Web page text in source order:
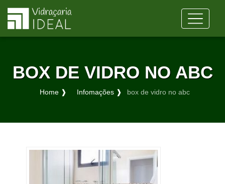
BOX DE VIDRO NO ABC
Home ❱ Infomações ❱ box de vidro no abc